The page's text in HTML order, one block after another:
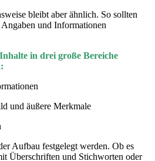
bleibt aber ähnlich. So sollten
und Informationen
in drei große Bereiche
und äußere Merkmale
Aufbau festgelegt werden. Ob es
Überschriften und Stichworten oder